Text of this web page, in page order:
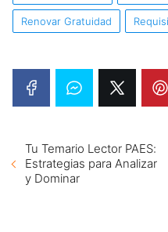
Renovar Gratuidad
Tu Temario Lector PAES:
Estrategias para Analizar
y Dominar